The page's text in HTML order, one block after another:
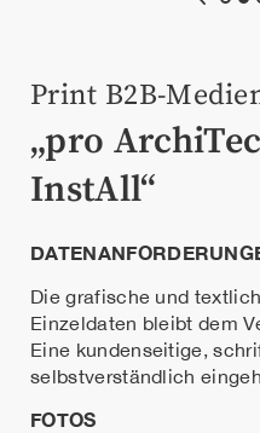
Print B2B-
„pro
InstAll“
Die grafische und
Einzeldaten bleibt dem
Eine kundenseitige,
selbstverständlich
FOTOS